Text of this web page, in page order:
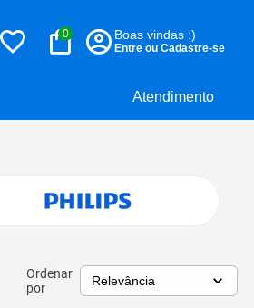
Atendimento
0 Boas vindas :)
Entre ou Cadastre-se
Ordenar
por